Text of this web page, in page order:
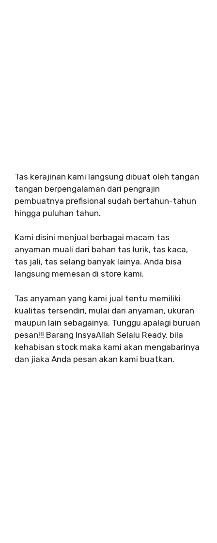
Tas kerajinan kami langsung dibuat oleh tangan
tangan berpengalaman dari pengrajin
pembuatnya prefisional sudah bertahun-tahun
hingga puluhan tahun.
Kami disini menjual berbagai macam tas
anyaman muali dari bahan tas lurik, tas kaca,
tas jali, tas selang banyak lainya. Anda bisa
langsung memesan di store kami.
Tas anyaman yang kami jual tentu memiliki
kualitas tersendiri, mulai dari anyaman, ukuran
maupun lain sebagainya. Tunggu apalagi buruan
pesan!!! Barang InsyaAllah Selalu Ready, bila
kehabisan stock maka kami akan mengabarinya
dan jiaka Anda pesan akan kami buatkan.